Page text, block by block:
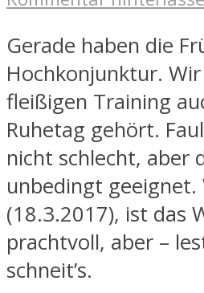
Gerade haben die
Hochkonjunktur.
fleißigen Training
Ruhetag gehört.
nicht schlecht, aber
unbedingt geeignet.
(18.3.2017), ist das
prachtvoll, aber –
schneit’s.